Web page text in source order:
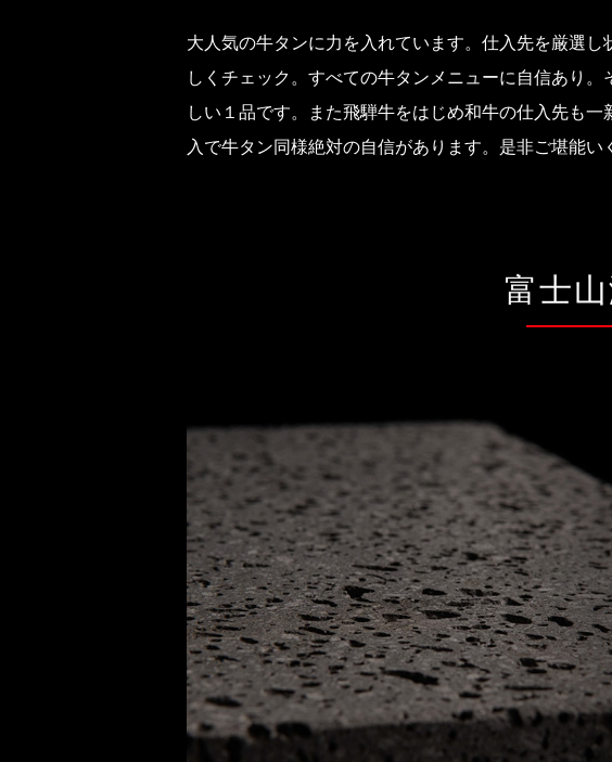
大人気の牛タンに力を入れています。仕入先を厳選
しくチェック。すべての牛タンメニューに自信あり
しい１品です。また飛騨牛をはじめ和牛の仕入先も
入で牛タン同様絶対の自信があります。是非ご堪能い
富士